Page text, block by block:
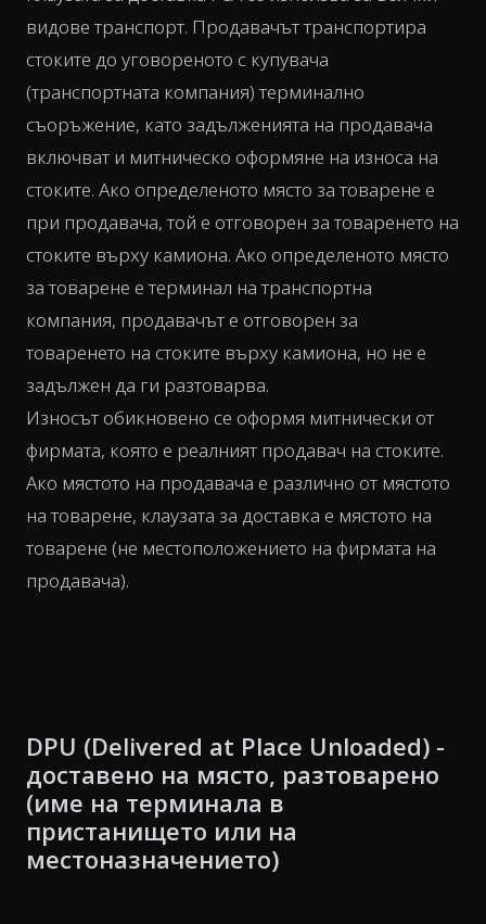
видове транспорт. Продавачът транспортира
стоките до уговореното с купувача
(транспортната компания) терминално
съоръжение, като задълженията на продавача
включват и митническо оформяне на износа на
стоките. Ако определеното място за товарене е
при продавача, той е отговорен за товаренето на
стоките върху камиона. Ако определеното място
за товарене е терминал на транспортна
компания, продавачът е отговорен за
товаренето на стоките върху камиона, но не е
задължен да ги разтоварва.
Износът обикновено се оформя митнически от
фирмата, която е реалният продавач на стоките.
Ако мястото на продавача е различно от мястото
на товарене, клаузата за доставка е мястото на
товарене (не местоположението на фирмата на
продавача).
DPU (Delivered at Place Unloaded) -
доставено на място, разтоварено
(име на терминала в
пристанището или на
местоназначението)